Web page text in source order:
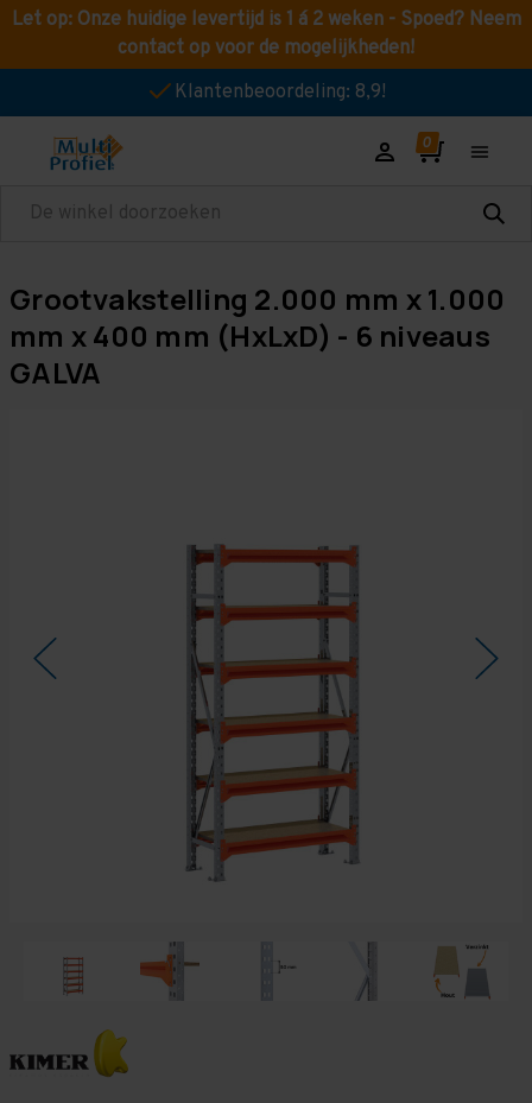
Let op: Onze huidige levertijd is 1 á 2 weken - Spoed? Neem
contact op voor de mogelijkheden!
Klantenbeoordeling: 8,9!
Zoeken
Grootvakstelling 2.000 mm x 1.000
mm x 400 mm (HxLxD) - 6 niveaus
GALVA